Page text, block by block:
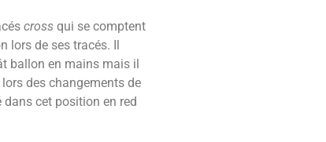
cross qui se comptent
lors de ses tracés. Il
ballon en mains mais il
des changements de
dans cet position en red